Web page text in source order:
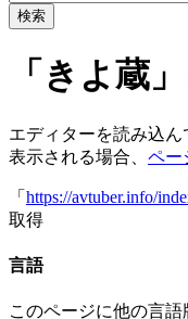
検索
「きよ蔵
エディターを読み込
表示される場合、 ペー
「 https://avtuber.info/
取得
言語
このページに他の言語